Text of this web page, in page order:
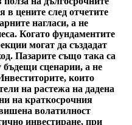
в цените след отчетите
нагласи, а не
Когато фундаментите
могат да създадат
Пазарите също така са
бъдещи сценарии, а не
които
на растежа на дадена
на краткосрочния
волатилност
инвестиране, при